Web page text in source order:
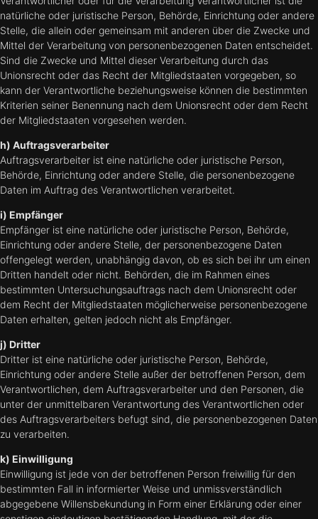
natürliche oder juristische Person, Behörde, Einrichtung oder andere
Stelle, die allein oder gemeinsam mit anderen über die Zwecke und
Mittel der Verarbeitung von personenbezogenen Daten entscheidet.
Sind die Zwecke und Mittel dieser Verarbeitung durch das
Unionsrecht oder das Recht der Mitgliedstaaten vorgegeben, so
kann der Verantwortliche beziehungsweise können die bestimmten
Kriterien seiner Benennung nach dem Unionsrecht oder dem Recht
der Mitgliedstaaten vorgesehen werden.
h) Auftragsverarbeiter
Auftragsverarbeiter ist eine natürliche oder juristische Person,
Behörde, Einrichtung oder andere Stelle, die personenbezogene
Daten im Auftrag des Verantwortlichen verarbeitet.
i) Empfänger
Empfänger ist eine natürliche oder juristische Person, Behörde,
Einrichtung oder andere Stelle, der personenbezogene Daten
offengelegt werden, unabhängig davon, ob es sich bei ihr um einen
Dritten handelt oder nicht. Behörden, die im Rahmen eines
bestimmten Untersuchungsauftrags nach dem Unionsrecht oder
dem Recht der Mitgliedstaaten möglicherweise personenbezogene
Daten erhalten, gelten jedoch nicht als Empfänger.
j) Dritter
Dritter ist eine natürliche oder juristische Person, Behörde,
Einrichtung oder andere Stelle außer der betroffenen Person, dem
Verantwortlichen, dem Auftragsverarbeiter und den Personen, die
unter der unmittelbaren Verantwortung des Verantwortlichen oder
des Auftragsverarbeiters befugt sind, die personenbezogenen Daten
zu verarbeiten.
k) Einwilligung
Einwilligung ist jede von der betroffenen Person freiwillig für den
bestimmten Fall in informierter Weise und unmissverständlich
abgegebene Willensbekundung in Form einer Erklärung oder einer